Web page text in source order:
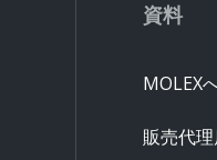
資料
MOLEX
販売代